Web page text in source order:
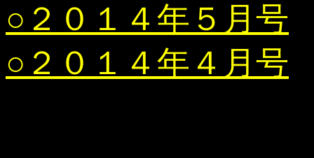
○２０１４年５月号
○２０１４年４月号